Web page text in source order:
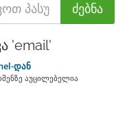
'email'
დან
აუცილებელია